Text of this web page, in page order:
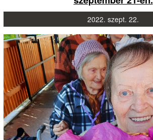
2022. szept. 22.